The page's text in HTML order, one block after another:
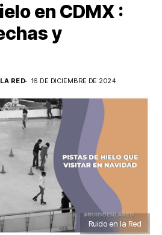
en CDMX :
y
RED
16 DE DICIEMBRE DE 2024
Ruido en la Red